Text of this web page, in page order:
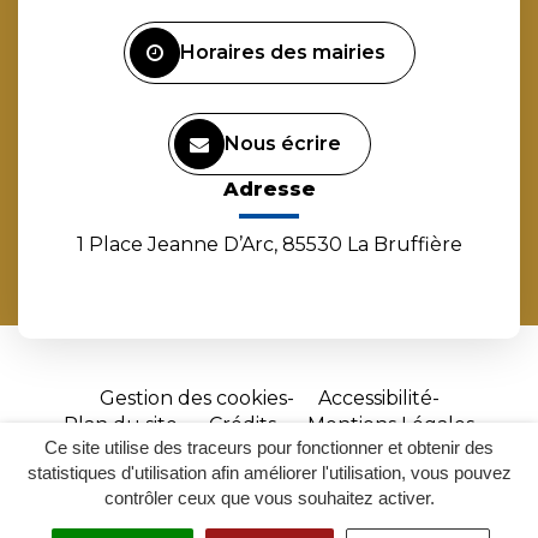
Ce site utilise des traceurs pour fonctionner et obtenir des
statistiques d'utilisation afin améliorer l'utilisation, vous pouvez
contrôler ceux que vous souhaitez activer.
Horaires des mairies
Nous écrire
Adresse
1 Place Jeanne D’Arc, 85530 La Bruffière
Gestion des cookies
Accessibilité
Plan du site
Crédits
Mentions Légales
Site
réalisé
par